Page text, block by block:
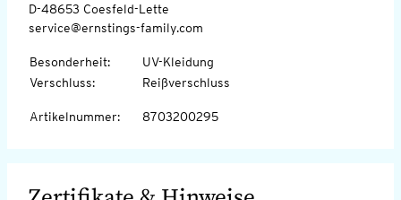
D-48653 Coesfeld-Lette
service@ernstings-family.com
Besonderheit:
UV-Kleidung
Verschluss: Reißverschluss
Artikelnummer: 8703200295